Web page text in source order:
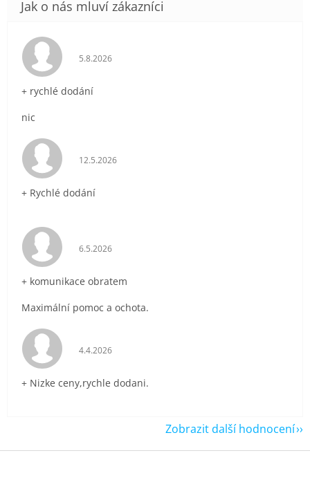
Hodnocení obchodu je 5 z 5 hvězdiček.
5.8.2026
+ rychlé dodání
nic
Hodnocení obchodu je 5 z 5 hvězdiček.
12.5.2026
+ Rychlé dodání
Hodnocení obchodu je 5 z 5 hvězdiček.
6.5.2026
+ komunikace obratem
Maximální pomoc a ochota.
Hodnocení obchodu je 5 z 5 hvězdiček.
4.4.2026
+ Nizke ceny,rychle dodani.
Zobrazit další hodnocení
Z